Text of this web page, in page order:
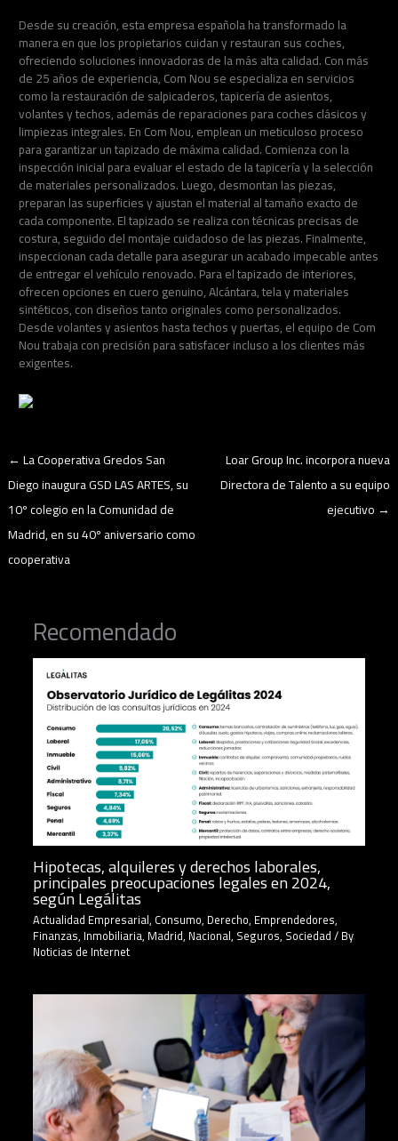
Desde su creación, esta empresa española ha transformado la
manera en que los propietarios cuidan y restauran sus coches,
ofreciendo soluciones innovadoras de la más alta calidad. Con más
de 25 años de experiencia, Com Nou se especializa en servicios
como la restauración de salpicaderos, tapicería de asientos,
volantes y techos, además de reparaciones para coches clásicos y
limpiezas integrales. En Com Nou, emplean un meticuloso proceso
para garantizar un tapizado de máxima calidad. Comienza con la
inspección inicial para evaluar el estado de la tapicería y la selección
de materiales personalizados. Luego, desmontan las piezas,
preparan las superficies y ajustan el material al tamaño exacto de
cada componente. El tapizado se realiza con técnicas precisas de
costura, seguido del montaje cuidadoso de las piezas. Finalmente,
inspeccionan cada detalle para asegurar un acabado impecable antes
de entregar el vehículo renovado. Para el tapizado de interiores,
ofrecen opciones en cuero genuino, Alcántara, tela y materiales
sintéticos, con diseños tanto originales como personalizados.
Desde volantes y asientos hasta techos y puertas, el equipo de Com
Nou trabaja con precisión para satisfacer incluso a los clientes más
exigentes.
←La Cooperativa Gredos San
Diego inaugura GSD LAS ARTES, su
10º colegio en la Comunidad de
Madrid, en su 40º aniversario como
cooperativa
Loar Group Inc. incorpora nueva
Directora de Talento a su equipo
ejecutivo →
Recomendado
Hipotecas, alquileres y derechos laborales,
principales preocupaciones legales en 2024,
según Legálitas
Actualidad Empresarial, Consumo, Derecho, Emprendedores,
Finanzas, Inmobiliaria, Madrid, Nacional, Seguros, Sociedad/ By
Noticias de Internet